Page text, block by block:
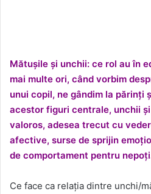
Mătușile și unchii: ce rol au în
mai multe ori, când vorbim
unui copil, ne gândim la părinți
acestor figuri centrale, unchii
valoros, adesea trecut cu
afective, surse de sprijin
de comportament pentru
Ce face ca relația dintre unchi/